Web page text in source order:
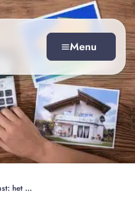
Menu
Koudere dagen op komst: het moment om slim te investeren in isolatie en comfort!